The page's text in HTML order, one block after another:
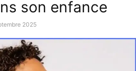
son enfance
2025